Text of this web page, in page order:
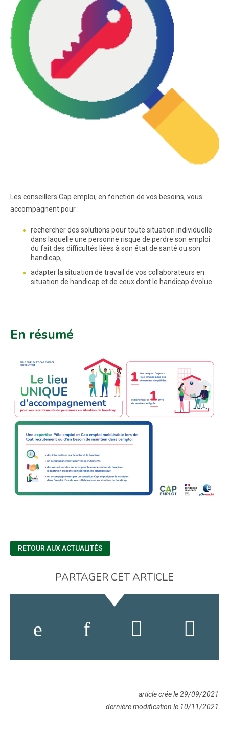
Les conseillers Cap emploi, en fonction de vos besoins, vous
accompagnent pour :
rechercher des solutions pour toute situation individuelle
dans laquelle une personne risque de perdre son emploi
du fait des difficultés liées à son état de santé ou son
handicap,
adapter la situation de travail de vos collaborateurs en
situation de handicap et de ceux dont le handicap évolue.
En résumé
RETOUR AUX ACTUALITÉS
PARTAGER CET ARTICLE
article crée le 29/09/2021
dernière modification le 10/11/2021